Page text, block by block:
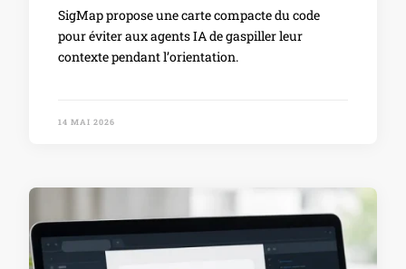
SigMap propose une carte compacte du code
pour éviter aux agents IA de gaspiller leur
contexte pendant l’orientation.
14 MAI 2026